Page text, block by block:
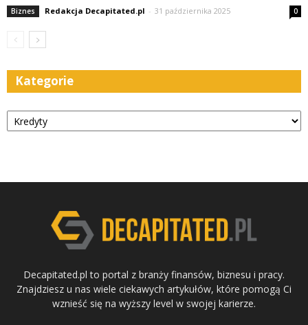
Biznes Redakcja Decapitated.pl - 31 października 2025 0
Kategorie
Kategorie
Decapitated.pl to portal z branży finansów, biznesu i pracy.
Znajdziesz u nas wiele ciekawych artykułów, które pomogą Ci
wznieść się na wyższy level w swojej karierze.